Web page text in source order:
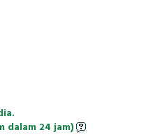
dalam 24 jam)